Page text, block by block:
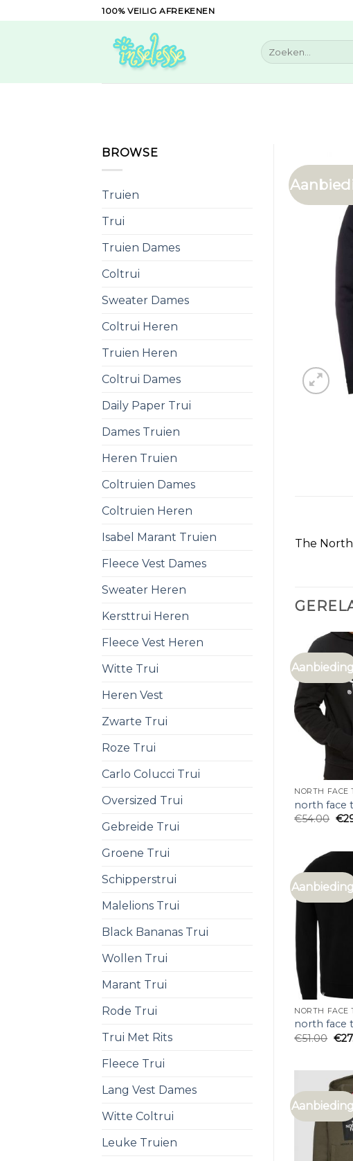
to
100% VEILIG AFREKENEN
Zoeken
naar:
BROWSE
Truien
Trui
Truien Dames
Coltrui
Sweater Dames
Coltrui Heren
Truien Heren
Coltrui Dames
Daily Paper Trui
Dames Truien
Heren Truien
Coltruien Dames
Coltruien Heren
Isabel Marant Truien
Fleece Vest Dames
Sweater Heren
Kersttrui Heren
Fleece Vest Heren
Witte Trui
Heren Vest
Zwarte Trui
Roze Trui
Carlo Colucci Trui
Oversized Trui
Gebreide Trui
Groene Trui
Schipperstrui
Malelions Trui
Black Bananas Trui
Wollen Trui
Marant Trui
Rode Trui
Trui Met Rits
Fleece Trui
Lang Vest Dames
Witte Coltrui
Leuke Truien
The
NORTH FACE
north face
€54.00 €
NORTH FACE
north face
€51.00 €